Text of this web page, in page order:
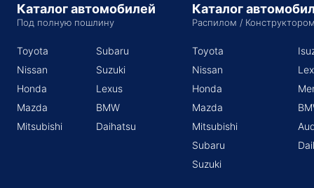
Каталог автомобилей
Под полную пошлину
Toyota
Nissan
Honda
Mazda
Mitsubishi
Subaru
Suzuki
Lexus
BMW
Daihatsu
Каталог
Распилом /
Toyota
Nissan
Honda
Mazda
Mitsubishi
Subaru
Suzuki